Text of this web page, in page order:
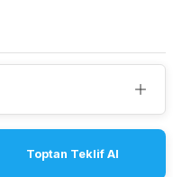
Toptan Teklif Al